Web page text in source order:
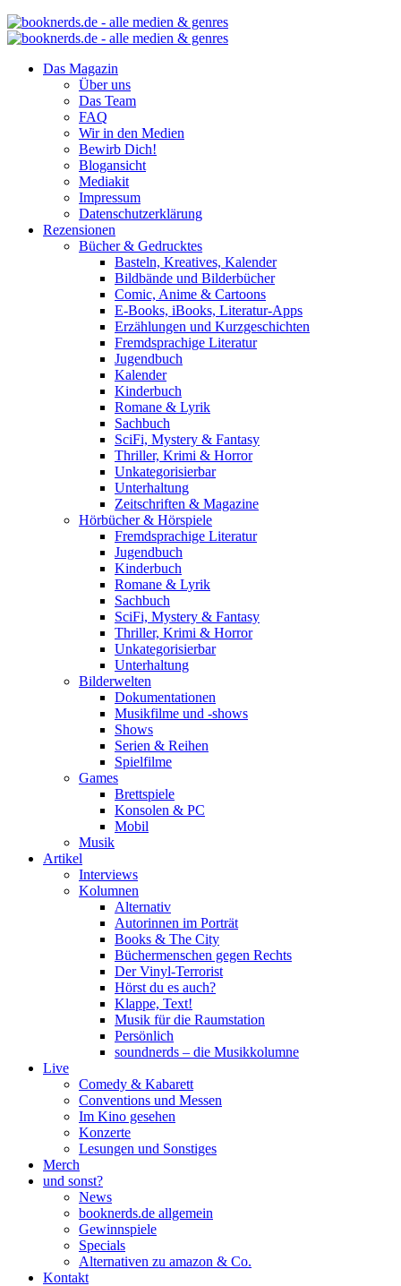
Das Magazin
Über uns
Das Team
FAQ
Wir in den Medien
Bewirb Dich!
Blogansicht
Mediakit
Impressum
Datenschutzerklärung
Rezensionen
Bücher & Gedrucktes
Basteln, Kreatives, Kalender
Bildbände und Bilderbücher
Comic, Anime & Cartoons
E-Books, iBooks, Literatur-Apps
Erzählungen und Kurzgeschichten
Fremdsprachige Literatur
Jugendbuch
Kalender
Kinderbuch
Romane & Lyrik
Sachbuch
SciFi, Mystery & Fantasy
Thriller, Krimi & Horror
Unkategorisierbar
Unterhaltung
Zeitschriften & Magazine
Hörbücher & Hörspiele
Fremdsprachige Literatur
Jugendbuch
Kinderbuch
Romane & Lyrik
Sachbuch
SciFi, Mystery & Fantasy
Thriller, Krimi & Horror
Unkategorisierbar
Unterhaltung
Bilderwelten
Dokumentationen
Musikfilme und -shows
Shows
Serien & Reihen
Spielfilme
Games
Brettspiele
Konsolen & PC
Mobil
Musik
Artikel
Interviews
Kolumnen
Alternativ
Autorinnen im Porträt
Books & The City
Büchermenschen gegen Rechts
Der Vinyl-Terrorist
Hörst du es auch?
Klappe, Text!
Musik für die Raumstation
Persönlich
soundnerds – die Musikkolumne
Live
Comedy & Kabarett
Conventions und Messen
Im Kino gesehen
Konzerte
Lesungen und Sonstiges
Merch
und sonst?
News
booknerds.de allgemein
Gewinnspiele
Specials
Alternativen zu amazon & Co.
Kontakt